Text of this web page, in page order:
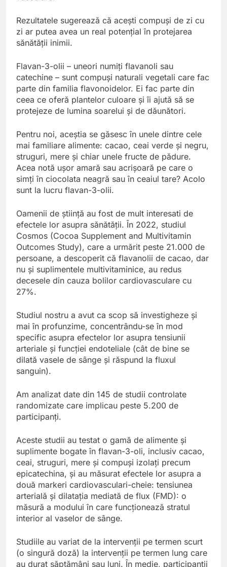
Rezultatele sugerează că acești compuși de zi cu
zi ar putea avea un real potențial în protejarea
sănătății inimii.
Flavan-3-olii – uneori numiți flavanoli sau
catechine – sunt compuși naturali vegetali care fac
parte din familia flavonoidelor. Ei fac parte din
ceea ce oferă plantelor culoare și îi ajută să se
protejeze de lumina soarelui și de dăunători.
Pentru noi, aceștia se găsesc în unele dintre cele
mai familiare alimente: cacao, ceai verde și negru,
struguri, mere și chiar unele fructe de pădure.
Acea notă ușor amară sau acrișoară pe care o
simți în ciocolata neagră sau în ceaiul tare? Acolo
sunt la lucru flavan-3-olii.
Oamenii de știință au fost de mult interesati de
efectele lor asupra sănătății. În 2022, studiul
Cosmos (Cocoa Supplement and Multivitamin
Outcomes Study), care a urmărit peste 21.000 de
persoane, a descoperit că flavanolii de cacao, dar
nu și suplimentele multivitaminice, au redus
decesele din cauza bolilor cardiovasculare cu
27%.
Studiul nostru a avut ca scop să investigheze și
mai în profunzime, concentrându-se în mod
specific asupra efectelor lor asupra tensiunii
arteriale și funcției endoteliale (cât de bine se
dilată vasele de sânge și răspund la fluxul
sanguin).
Am analizat date din 145 de studii controlate
randomizate care implicau peste 5.200 de
participanți.
Aceste studii au testat o gamă de alimente și
suplimente bogate în flavan-3-oli, inclusiv cacao,
ceai, struguri, mere și compuși izolați precum
epicatechina, și au măsurat efectele lor asupra a
două markeri cardiovasculari-cheie: tensiunea
arterială și dilatația mediată de flux (FMD): o
măsură a modului în care funcționează stratul
interior al vaselor de sânge.
Studiile au variat de la intervenții pe termen scurt
(o singură doză) la intervenții pe termen lung care
au durat săptămâni sau luni. În medie, participanții